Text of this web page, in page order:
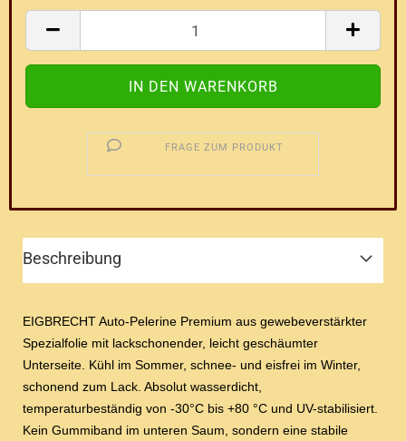
FRAGE ZUM PRODUKT
Beschreibung
EIGBRECHT Auto-Pelerine Premium aus gewebeverstärkter
Spezialfolie mit lackschonender, leicht geschäumter
Unterseite. Kühl im Sommer, schnee- und eisfrei im Winter,
schonend zum Lack. Absolut wasserdicht,
temperaturbeständig von -30°C bis +80 °C und UV-stabilisiert.
Kein Gummiband im unteren Saum, sondern eine stabile